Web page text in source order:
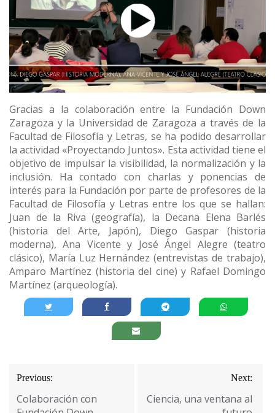
Gracias a la colaboración entre la Fundación Down
Zaragoza y la Universidad de Zaragoza a través de la
Facultad de Filosofía y Letras, se ha podido desarrollar
la actividad «Proyectando Juntos». Esta actividad tiene el
objetivo de impulsar la visibilidad, la normalización y la
inclusión. Ha contado con charlas y ponencias de
interés para la Fundación por parte de profesores de la
Facultad de Filosofía y Letras entre los que se hallan:
Juan de la Riva (geografía), la Decana Elena Barlés
(historia del Arte, Japón), Diego Gaspar (historia
moderna), Ana Vicente y José Ángel Alegre (teatro
clásico), María Luz Hernández (entrevistas de trabajo),
Amparo Martínez (historia del cine) y Rafael Domingo
Martínez (arqueología).
Navegación
de
Previous:
Colaboración con
Next:
Ciencia, una ventana al